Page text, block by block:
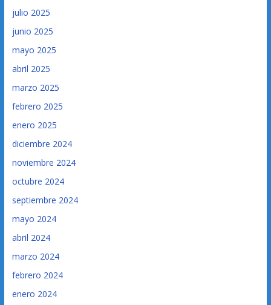
julio 2025
junio 2025
mayo 2025
abril 2025
marzo 2025
febrero 2025
enero 2025
diciembre 2024
noviembre 2024
octubre 2024
septiembre 2024
mayo 2024
abril 2024
marzo 2024
febrero 2024
enero 2024